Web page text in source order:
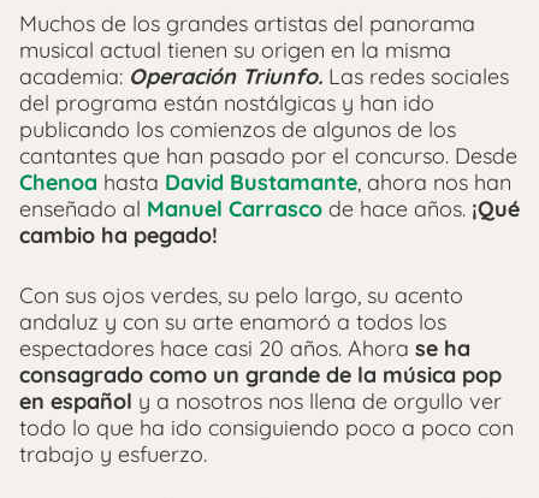
Muchos de los grandes artistas del panorama
musical actual tienen su origen en la misma
academia: Operación Triunfo. Las redes sociales
del programa están nostálgicas y han ido
publicando los comienzos de algunos de los
cantantes que han pasado por el concurso. Desde
Chenoa hasta David Bustamante, ahora nos han
enseñado al Manuel Carrasco de hace años. ¡Qué
cambio ha pegado!
Con sus ojos verdes, su pelo largo, su acento
andaluz y con su arte enamoró a todos los
espectadores hace casi 20 años. Ahora se ha
consagrado como un grande de la música pop
en español y a nosotros nos llena de orgullo ver
todo lo que ha ido consiguiendo poco a poco con
trabajo y esfuerzo.